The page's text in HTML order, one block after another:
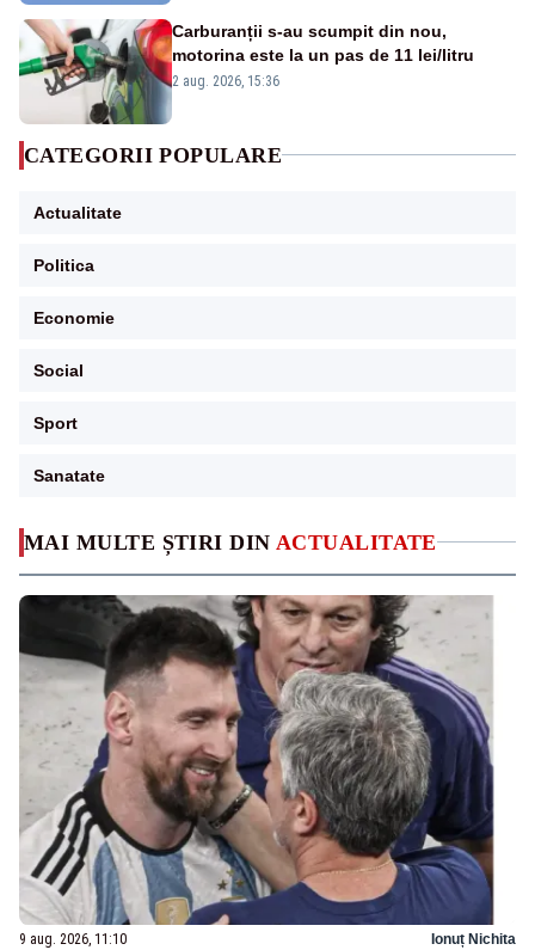
MAI MULTE ȘTIRI DIN ACTUALITATE
9 aug. 2026, 11:10 Ionuț Nichita
Carburanții s-au scumpit din nou,
motorina este la un pas de 11 lei/litru
2 aug. 2026, 15:36
CATEGORII POPULARE
Actualitate
Politica
Economie
Social
Sport
Sanatate